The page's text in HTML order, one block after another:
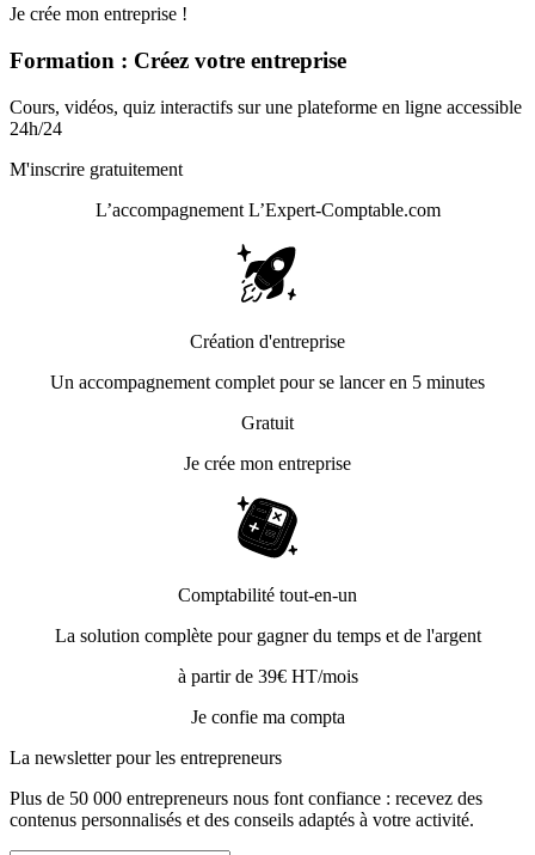
Je crée mon entreprise !
Formation : Créez votre entreprise
Cours, vidéos, quiz interactifs sur une plateforme en ligne accessible
24h/24
M'inscrire gratuitement
L’accompagnement L’Expert-Comptable.com
Création d'entreprise
Un accompagnement complet pour se lancer en 5 minutes
Gratuit
Je crée mon entreprise
Comptabilité tout-en-un
La solution complète pour gagner du temps et de l'argent
à partir de 39€ HT/mois
Je confie ma compta
La newsletter pour les entrepreneurs
Plus de 50 000 entrepreneurs nous font confiance : recevez des
contenus personnalisés et des conseils adaptés à votre activité.